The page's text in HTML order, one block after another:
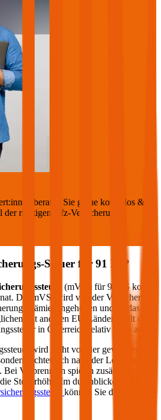
beraten Sie gerne kostenlos &
der richtigen Kfz-Versicherung.
Steuer für 91 PS?
(mVSt) für91
PS kostet
Die mVSt wird von der Versicherung
eingehoben und an das
mit anderen EU-Ländern fällt die
in Österreich relativ hoch aus.
wird nicht von der gewählten
richtet sich nach der Leistung (PS
Bei Verbrennern spielen zusätzlich die
Steuerhöhe. Im durchblicker Rechner
können Sie die Steuer